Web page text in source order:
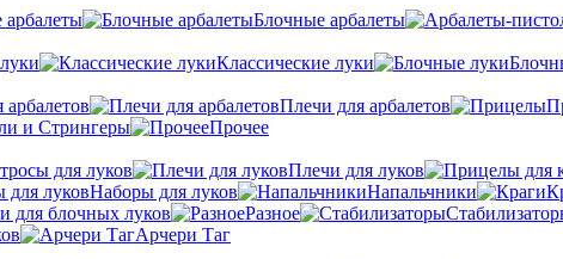
арбалеты
Блочные арбалеты
Классические луки
арбалетов
Плечи для арбалетов
и Стрингеры
Прочее
для луков
Плечи для луков
Наборы для луков Напальчники
для блочных луков
Разное
Арчери Таг